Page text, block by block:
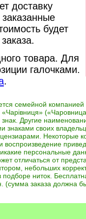
доставку
будет
товара. Для
галочками.
.
семейной компанией
Другие
знаками своих
Некоторые
персональные
отличаться от
небольших
ниток.
(сумма заказа должна